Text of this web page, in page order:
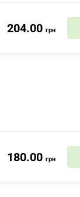
204.00 грн
180.00 грн